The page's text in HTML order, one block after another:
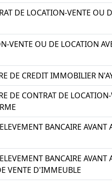
DE LOCATION-VENTE OU
VENTE OU DE LOCATION
DE CREDIT IMMOBILIER
DE CONTRAT DE
BANCAIRE
BANCAIRE
VENTE D'IMMEUBLE